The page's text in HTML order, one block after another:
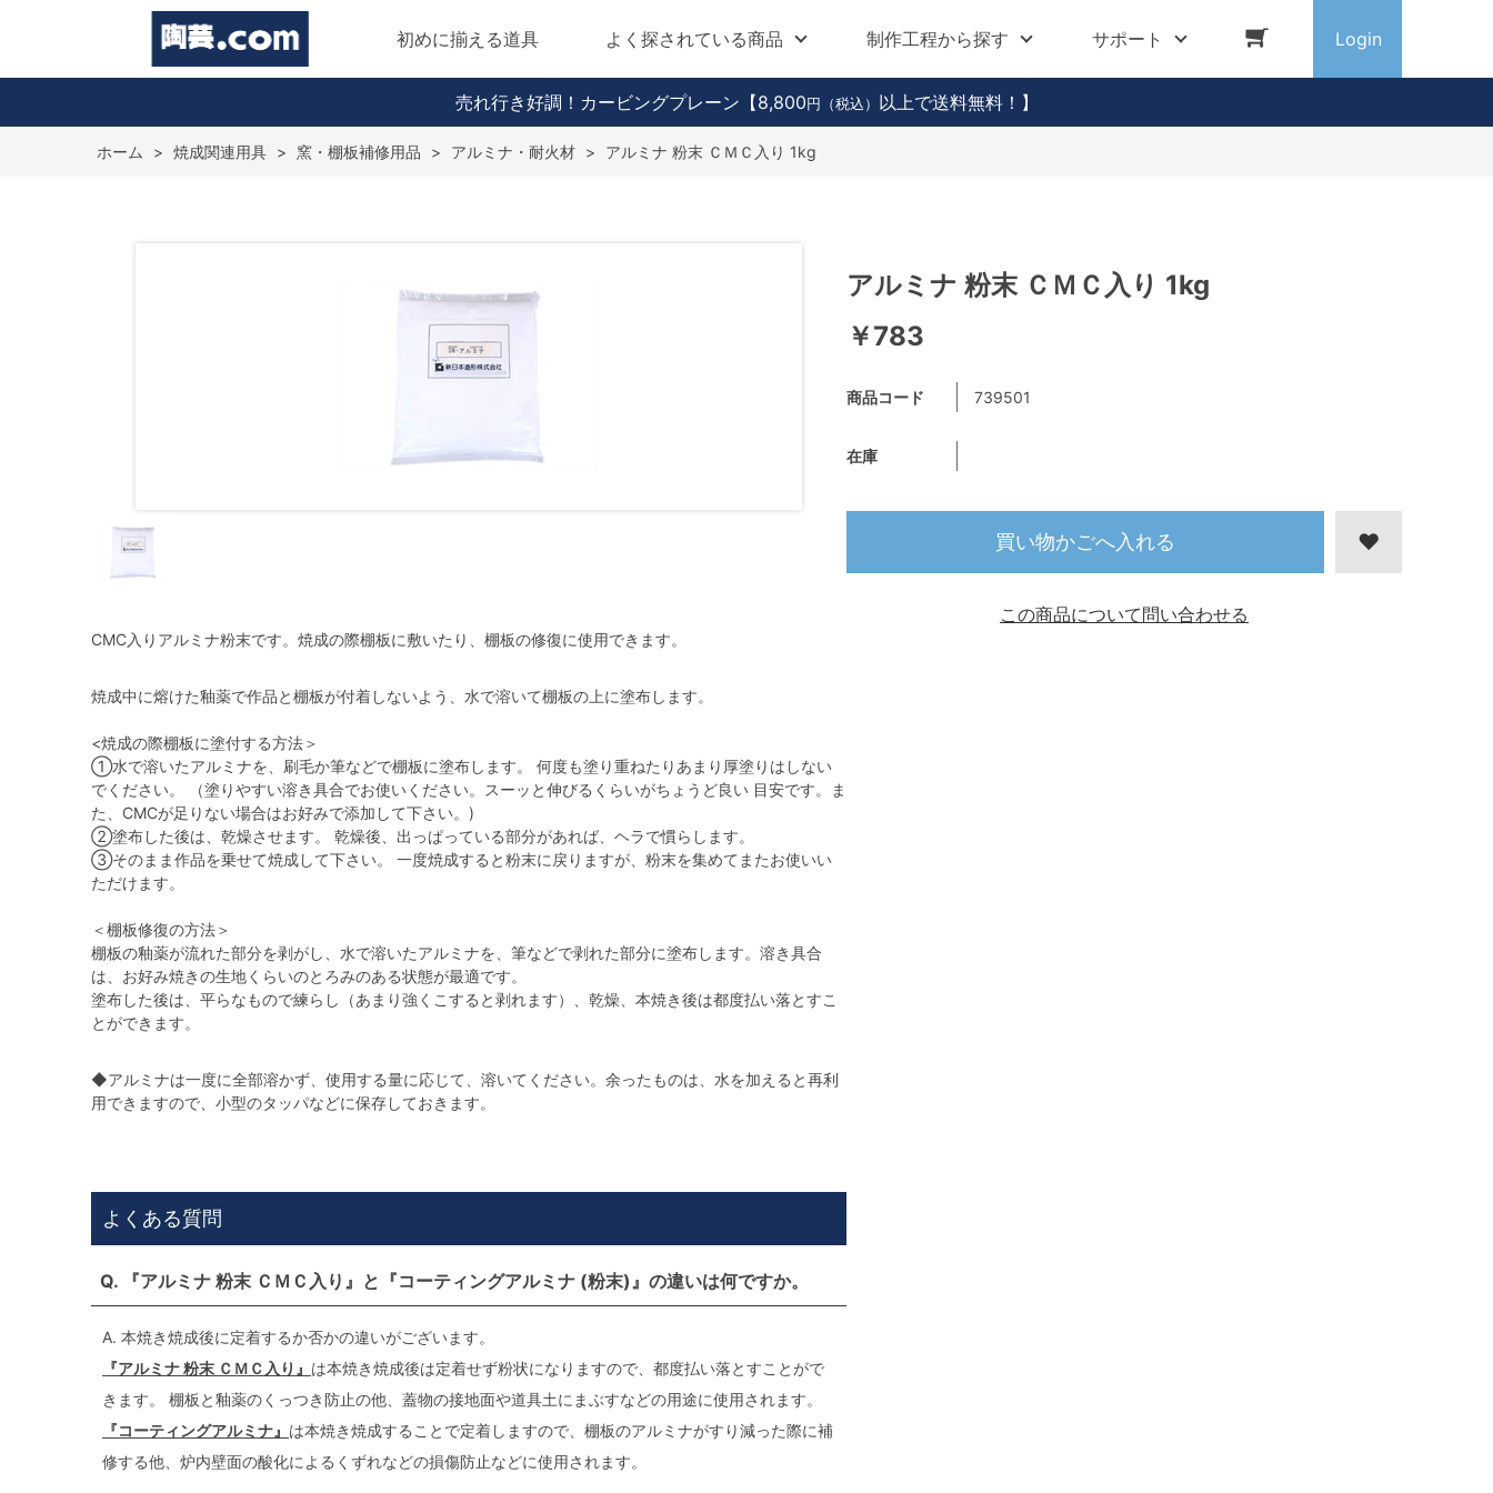
初めに揃える道具 よく探されている商品 制作工程から探す サポート Login
売れ行き好調！カービングプレーン 【8,800 円（税込） 以上で送料無料！】
ホーム > 焼成関連用具 > 窯・棚板補修用品 > アルミナ・耐火材 > アルミナ 粉末 ＣＭＣ入り 1kg
CMC入りアルミナ粉末です。焼成の際棚板に敷いたり、棚板の修復に使用できます。
焼成中に熔けた釉薬で作品と棚板が付着しないよう、水で溶いて棚板の上に塗布します。
<焼成の際棚板に塗付する方法＞
①水で溶いたアルミナを、刷毛か筆などで棚板に塗布します。 何度も塗り重ねたりあまり厚塗りはしない
でください。 （塗りやすい溶き具合でお使いください。スーッと伸びるくらいがちょうど良い 目安です。ま
た、CMCが足りない場合はお好みで添加して下さい。)
②塗布した後は、乾燥させます。 乾燥後、出っぱっている部分があれば、ヘラで慣らします。
③そのまま作品を乗せて焼成して下さい。 一度焼成すると粉末に戻りますが、粉末を集めてまたお使いい
ただけます。
＜棚板修復の方法＞
棚板の釉薬が流れた部分を剥がし、水で溶いたアルミナを、筆などで剥れた部分に塗布します。溶き具合
は、お好み焼きの生地くらいのとろみのある状態が最適です。
塗布した後は、平らなもので練らし（あまり強くこすると剥れます）、乾燥、本焼き後は都度払い落とすこ
とができます。
◆アルミナは一度に全部溶かず、使用する量に応じて、溶いてください。余ったものは、水を加えると再利
用できますので、小型のタッパなどに保存しておきます。
よくある質問
Q. 『アルミナ 粉末 ＣＭＣ入り』と『コーティングアルミナ (粉末)』の違いは何ですか。
A. 本焼き焼成後に定着するか否かの違いがございます。
『アルミナ 粉末 ＣＭＣ入り』 は本焼き焼成後は定着せず粉状になりますので、都度払い落とすことがで
きます。 棚板と釉薬のくっつき防止の他、蓋物の接地面や道具土にまぶすなどの用途に使用されます。
『コーティングアルミナ』 は本焼き焼成することで定着しますので、棚板のアルミナがすり減った際に補
修する他、炉内壁面の酸化によるくずれなどの損傷防止などに使用されます。
アルミナ 粉末 ＣＭＣ入り 1kg
￥783
商品コード 739501
在庫
買い物かごへ入れる
この商品について問い合わせる